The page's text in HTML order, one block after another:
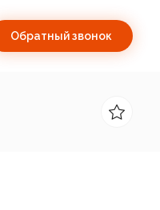
Обратный звонок